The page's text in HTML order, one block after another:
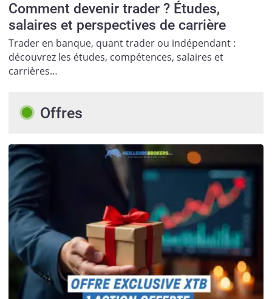
Comment devenir trader ? Études,
salaires et perspectives de carrière
Trader en banque, quant trader ou indépendant :
découvrez les études, compétences, salaires et
carrières…
Offres